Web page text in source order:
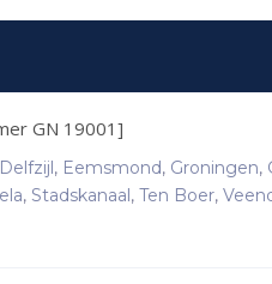
by sending an email to
GN 19001]
Delfzijl, Eemsmond, Groningen,
, Stadskanaal, Ten Boer,